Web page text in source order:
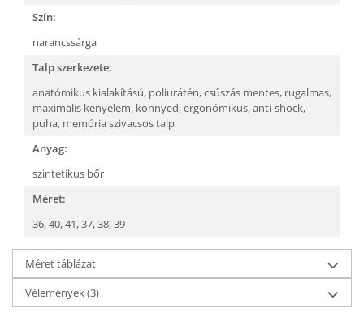
Szín:
narancssárga
Talp szerkezete:
anatómikus kialakítású, poliurátén,csúszás mentes, rugalmas,
maximalis kenyelem, könnyed,ergonómikus,anti-shock,
puha, memória szivacsos talp
Anyag:
szintetikus bőr
Méret:
36,40,41,37,38,39
Méret táblázat
Vélemények(3)